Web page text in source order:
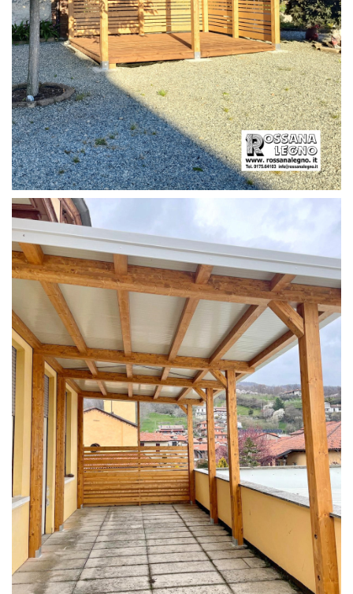
PERGOLA CON PAVIMENTO E FRANGIVISTA